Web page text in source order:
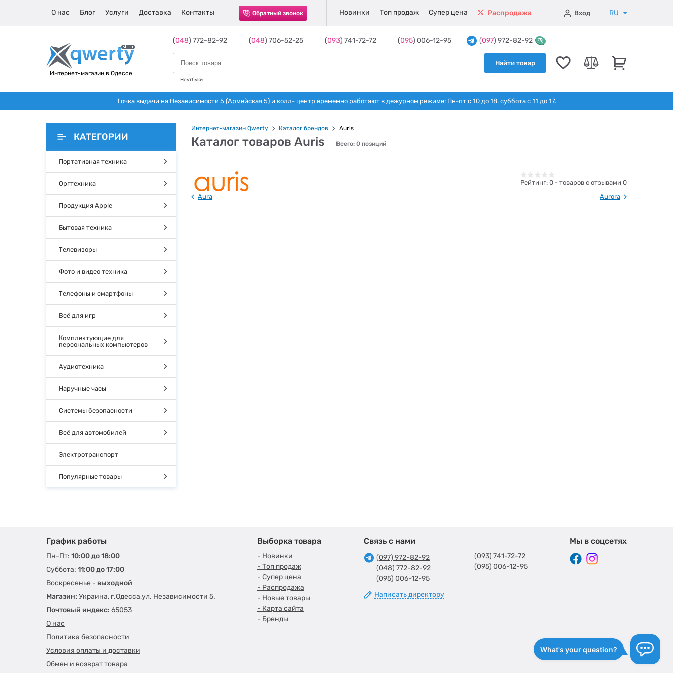
О нас Блог Услуги Доставка Контакты Обратный звонок Новинки Топ продаж Супер цена Распродажа Вход RU
Интернет-магазин в Одессе
(048) 772-82-92 (048) 706-52-25 (093) 741-72-72 (095) 006-12-95 (097) 972-82-92
Найти товар
Ноутбуки
Точка выдачи на Независимости 5 (Армейская 5) и колл- центр временно работают в дежурном режиме: Пн-пт с 10 до 18. суббота с 11 до 17.
КАТЕГОРИИ
Портативная техника
Оргтехника
Продукция Apple
Бытовая техника
Телевизоры
Фото и видео техника
Телефоны и смартфоны
Всё для игр
Комплектующие для
персональных компьютеров
Аудиотехника
Наручные часы
Системы безопасности
Всё для автомобилей
Электротранспорт
Популярные товары
Интернет-магазин Qwerty Каталог брендов Auris
Каталог товаров Auris Всего: 0 позиций
Рейтинг: 0 - товаров с отзывами 0
Aura
Aurora
График работы
Пн-Пт: 10:00 до 18:00
Суббота: 11:00 до 17:00
Воскресенье - выходной
Магазин: Украина, г.Одесса,ул. Независимости 5.
Почтовый индекс: 65053
О нас
Политика безопасности
Условия оплаты и доставки
Обмен и возврат товара
Выборка товара
- Новинки
- Топ продаж
- Супер цена
- Распродажа
- Новые товары
- Карта сайта
- Бренды
Связь с нами
(097) 972-82-92
(048) 772-82-92
(095) 006-12-95
Написать директору
(093) 741-72-72
(095) 006-12-95
Мы в соцсетях